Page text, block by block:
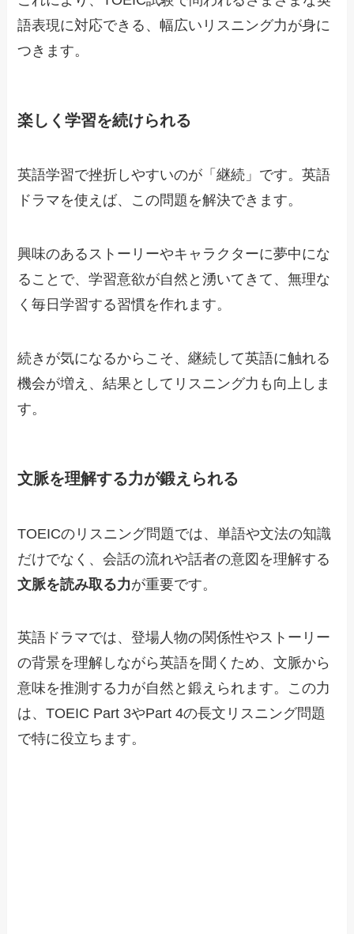
語表現に対応できる、幅広いリスニング力が身に
つきます。
楽しく学習を続けられる
英語学習で挫折しやすいのが「継続」です。英語
ドラマを使えば、この問題を解決できます。
興味のあるストーリーやキャラクターに夢中にな
ることで、学習意欲が自然と湧いてきて、無理な
く毎日学習する習慣を作れます。
続きが気になるからこそ、継続して英語に触れる
機会が増え、結果としてリスニング力も向上しま
す。
文脈を理解する力が鍛えられる
TOEICのリスニング問題では、単語や文法の知識
だけでなく、会話の流れや話者の意図を理解する
文脈を読み取る力が重要です。
英語ドラマでは、登場人物の関係性やストーリー
の背景を理解しながら英語を聞くため、文脈から
意味を推測する力が自然と鍛えられます。この力
は、TOEIC Part 3やPart 4の長文リスニング問題
で特に役立ちます。